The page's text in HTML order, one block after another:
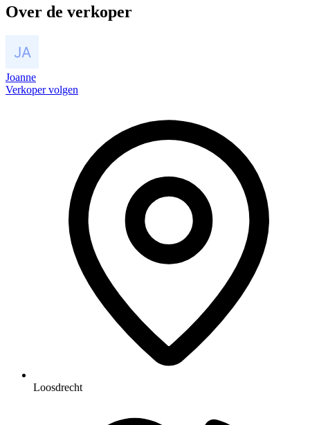
Over de verkoper
Joanne
Verkoper volgen
Loosdrecht